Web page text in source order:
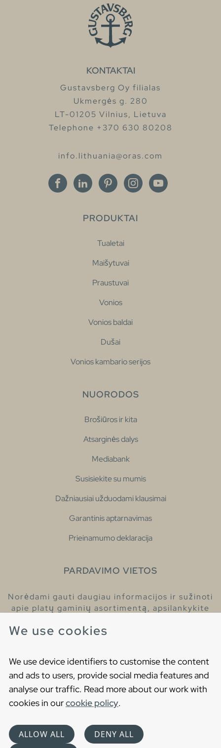
We use cookies
We use device identifiers to customise the content
and ads to users, provide social media features and
analyse our traffic. Read more about our work with
cookies in ourcookie policy.
ALLOW ALL
DENY ALL
KONTAKTAI
Gustavsberg Oy filialas
Ukmergės g. 280
LT-01205 Vilnius, Lietuva
Telephone +370 630 80208
info.lithuania@oras.com
PRODUKTAI
Tualetai
Maišytuvai
Praustuvai
Vonios
Vonios baldai
Dušai
Vonios kambario serijos
NUORODOS
Brošiūros ir kita
Atsarginės dalys
Mediabank
Susisiekite su mumis
Dažniausiai užduodami klausimai
Garantinis aptarnavimas
Prieinamumo deklaracija
PARDAVIMO VIETOS
Norėdami gauti daugiau informacijos ir sužinoti
apie platų gaminių asortimentą, apsilankykite
Cookies
Privatumo politika
Choose language